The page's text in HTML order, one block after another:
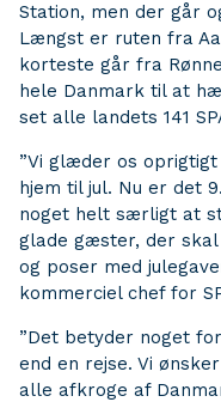
Station, men der går
Længst er ruten fra
korteste går fra
hele Danmark til at
set alle landets 141
”Vi glæder os
hjem til jul. Nu er det
noget helt særligt at
glade gæster, der
og poser med
kommerciel chef for
”Det betyder noget
end en rejse. Vi
alle afkroge af